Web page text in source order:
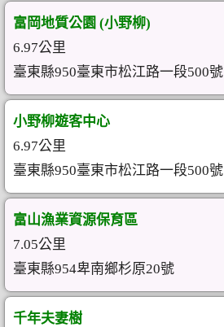
富岡地質公園 (小野柳)
6.97公里
臺東縣950臺東市松江路一段500號
小野柳遊客中心
6.97公里
臺東縣950臺東市松江路一段500號
富山漁業資源保育區
7.05公里
臺東縣954卑南鄉杉原20號
千年夫妻樹